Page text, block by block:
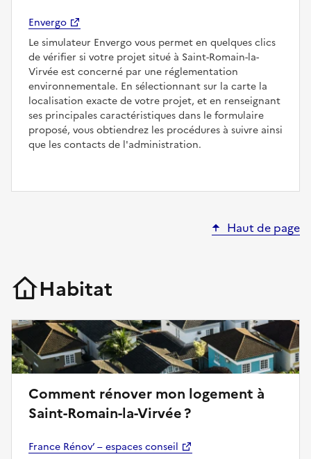
Envergo
Le simulateur Envergo vous permet en quelques clics
de vérifier si votre projet situé à Saint-Romain-la-
Virvée est concerné par une réglementation
environnementale. En sélectionnant sur la carte la
localisation exacte de votre projet, et en renseignant
ses principales caractéristiques dans le formulaire
proposé, vous obtiendrez les procédures à suivre ainsi
que les contacts de l'administration.
Haut de page
Habitat
Comment rénover mon logement à
Saint-Romain-la-Virvée ?
France Rénov’ – espaces conseil